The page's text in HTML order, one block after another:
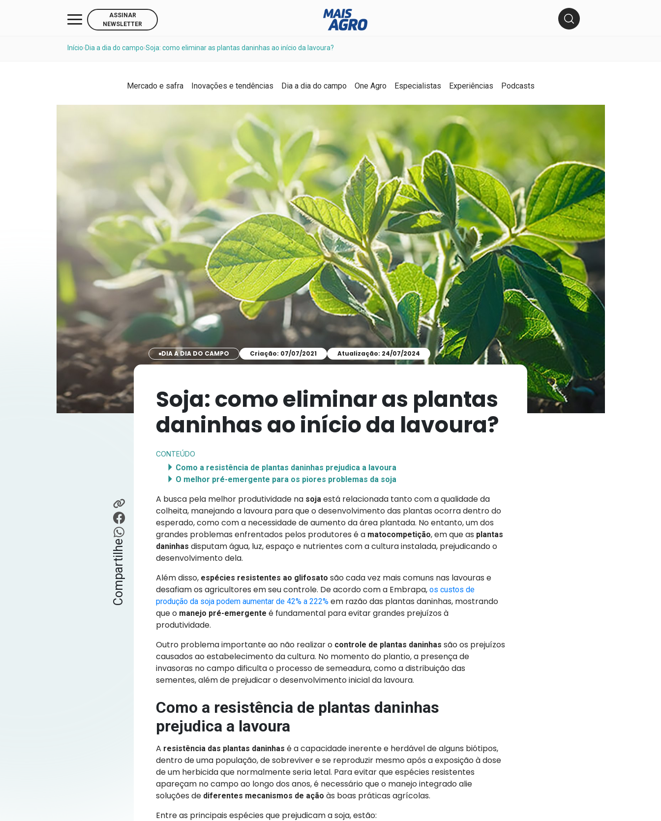
ASSINAR
NEWSLETTER
Início› Dia a dia do campo›Soja: como eliminar as plantas daninhas ao início da lavoura?
Mercado e safra Inovações e tendências Dia a dia do campo One Agro Especialistas Experiências Podcasts
DIA A DIA DO CAMPO Criação: 07/07/2021 Atualização: 24/07/2024
Compartilhe
Soja: como eliminar as plantas
daninhas ao início da lavoura?
CONTEÚDO
Como a resistência de plantas daninhas prejudica a lavoura
O melhor pré-emergente para os piores problemas da soja
A busca pela melhor produtividade na sojaestá relacionada tanto com a qualidade da
colheita, manejando a lavoura para que o desenvolvimento das plantas ocorra dentro do
esperado, como com a necessidade de aumento da área plantada. No entanto, um dos
grandes problemas enfrentados pelos produtores é a matocompetição, em que as plantas
daninhas disputam água, luz, espaço e nutrientes com a cultura instalada, prejudicando o
desenvolvimento dela.
Além disso,espécies resistentes ao glifosato são cada vez mais comuns nas lavouras e
desafiam os agricultores em seu controle. De acordo com a Embrapa, os custos de
produção da soja podem aumentar de 42% a 222%em razão das plantas daninhas, mostrando
que omanejo pré-emergente é fundamental para evitar grandes prejuízos à
produtividade.
Outro problema importante ao não realizar o controle de plantas daninhas são os prejuízos
causados ao estabelecimento da cultura. No momento do plantio, a presença de
invasoras no campo dificulta o processo de semeadura, como a distribuição das
sementes, além de prejudicar o desenvolvimento inicial da lavoura.
Como a resistência de plantas daninhas
prejudica a lavoura
A resistência das plantas daninhas é a capacidade inerente e herdável de alguns biótipos,
dentro de uma população, de sobreviver e se reproduzir mesmo após a exposição à dose
de um herbicida que normalmente seria letal. Para evitar que espécies resistentes
apareçam no campo ao longo dos anos, é necessário que o manejo integrado alie
soluções de diferentes mecanismos de ação às boas práticas agrícolas.
Entre as principais espécies que prejudicam a soja, estão: